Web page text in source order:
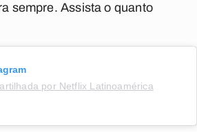
sempre. Assista o quanto
por Netflix Latinoamérica